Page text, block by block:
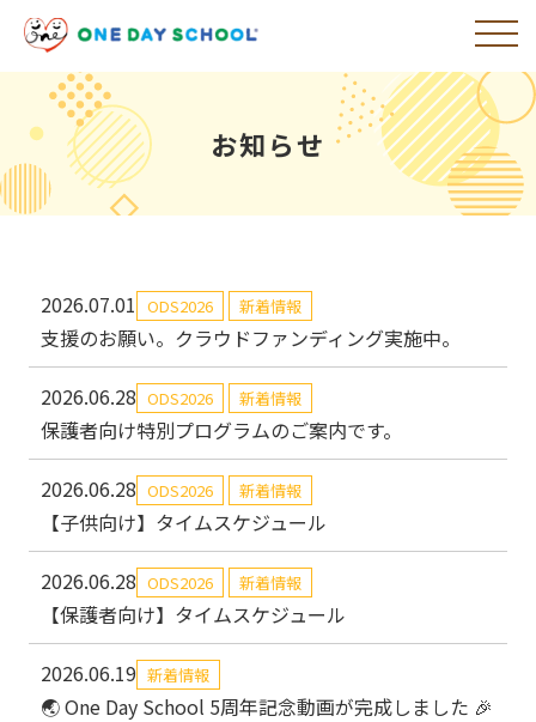
お知らせ
2026.07.01 ODS2026 新着情報
支援のお願い。クラウドファンディング実施中。
2026.06.28 ODS2026 新着情報
保護者向け特別プログラムのご案内です。
2026.06.28 ODS2026 新着情報
【子供向け】タイムスケジュール
2026.06.28 ODS2026 新着情報
【保護者向け】タイムスケジュール
2026.06.19 新着情報
🌏 One Day School 5周年記念動画が完成しました 🎉